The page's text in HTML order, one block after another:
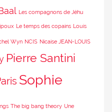
Les compagnons de Jéhu
Le temps des copains Louis
Wyn NCIS Nicaise JEAN-LOUIS
Pierre Santini
Sophie
The big bang theory Une